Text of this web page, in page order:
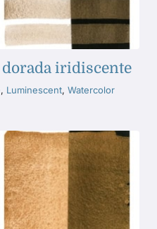
iridiscente
, Luminescent, Watercolor